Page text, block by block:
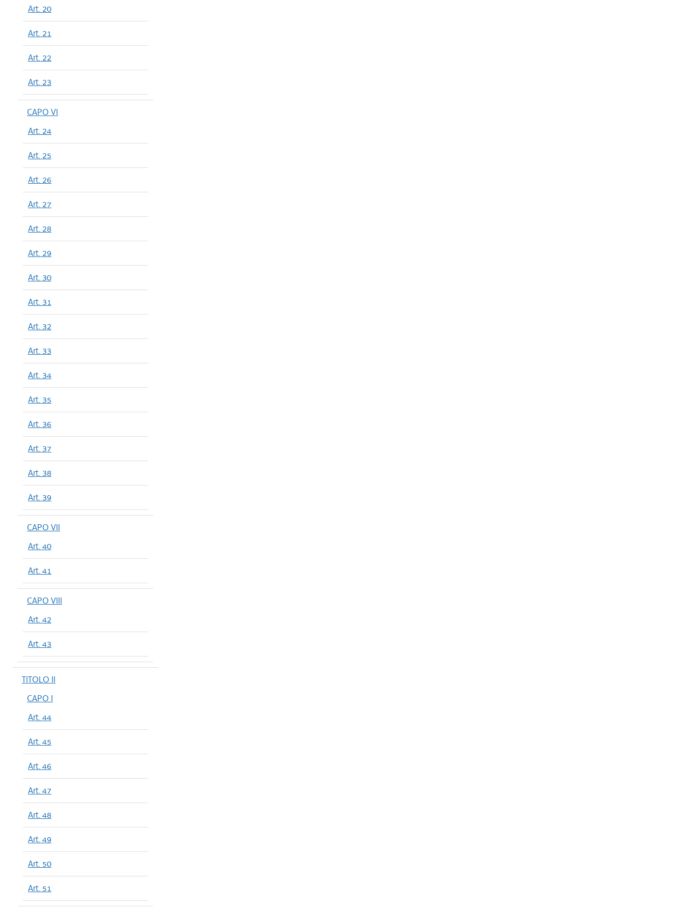
Art. 20
Art. 21
Art. 22
Art. 23
CAPO VI
Art. 24
Art. 25
Art. 26
Art. 27
Art. 28
Art. 29
Art. 30
Art. 31
Art. 32
Art. 33
Art. 34
Art. 35
Art. 36
Art. 37
Art. 38
Art. 39
CAPO VII
Art. 40
Art. 41
CAPO VIII
Art. 42
Art. 43
TITOLO II
CAPO I
Art. 44
Art. 45
Art. 46
Art. 47
Art. 48
Art. 49
Art. 50
Art. 51